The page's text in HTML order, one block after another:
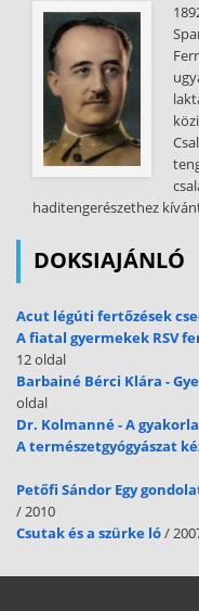
haditengerészethez
DOKSIAJÁNLÓ
Acut légúti fertőzések
A fiatal gyermekek RSV
12 oldal
Barbainé Bérci Klára -
oldal
Dr. Kolmanné - A
A természetgyógyászat
Petőfi Sándor Egy
/ 2010
Csutak és a szürke ló/